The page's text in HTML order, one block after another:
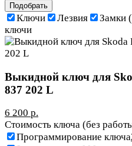
Подобрать
Ключи Лезвия Замки
ключи
Выкидной ключ для
837 202 L
6 200 р.
Стоимость ключа (без
Программирование ключа